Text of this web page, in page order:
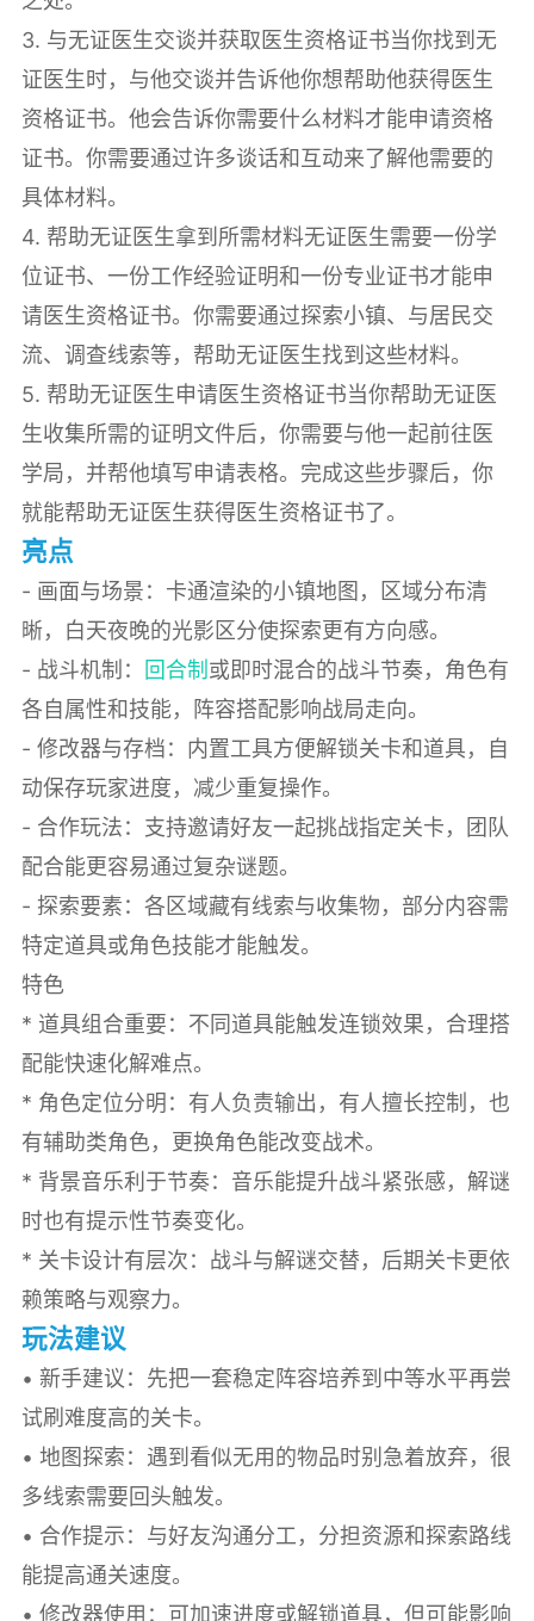
3. 与无证医生交谈并获取医生资格证书当你找到无
证医生时，与他交谈并告诉他你想帮助他获得医生
资格证书。他会告诉你需要什么材料才能申请资格
证书。你需要通过许多谈话和互动来了解他需要的
具体材料。
4. 帮助无证医生拿到所需材料无证医生需要一份学
位证书、一份工作经验证明和一份专业证书才能申
请医生资格证书。你需要通过探索小镇、与居民交
流、调查线索等，帮助无证医生找到这些材料。
5. 帮助无证医生申请医生资格证书当你帮助无证医
生收集所需的证明文件后，你需要与他一起前往医
学局，并帮他填写申请表格。完成这些步骤后，你
就能帮助无证医生获得医生资格证书了。
亮点
- 画面与场景：卡通渲染的小镇地图，区域分布清
晰，白天夜晚的光影区分使探索更有方向感。
- 战斗机制：
回合制 或即时混合的战斗节奏，角色有
各自属性和技能，阵容搭配影响战局走向。
- 修改器与存档：内置工具方便解锁关卡和道具，自
动保存玩家进度，减少重复操作。
- 合作玩法：支持邀请好友一起挑战指定关卡，团队
配合能更容易通过复杂谜题。
- 探索要素：各区域藏有线索与收集物，部分内容需
特定道具或角色技能才能触发。
特色
* 道具组合重要：不同道具能触发连锁效果，合理搭
配能快速化解难点。
* 角色定位分明：有人负责输出，有人擅长控制，也
有辅助类角色，更换角色能改变战术。
* 背景音乐利于节奏：音乐能提升战斗紧张感，解谜
时也有提示性节奏变化。
* 关卡设计有层次：战斗与解谜交替，后期关卡更依
赖策略与观察力。
玩法建议
• 新手建议：先把一套稳定阵容培养到中等水平再尝
试刷难度高的关卡。
• 地图探索：遇到看似无用的物品时别急着放弃，很
多线索需要回头触发。
• 合作提示：与好友沟通分工，分担资源和探索路线
能提高通关速度。
• 修改器使用：可加速进度或解锁道具，但可能影响